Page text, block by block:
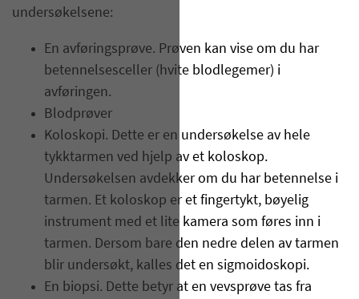
undersøkelsene:
En avføringsprøve. Prøven kan vise om du har
betennelsesceller (hvite blodlegemer) i
avføringen.
Blodprøver
Koloskopi. Dette er en undersøkelse av hele
tykktarmen ved hjelp av et koloskop.
Undersøkelsen avdekker om du har betennelse i
tarmen. Et koloskop er et fingertykt, bøyelig
instrument med et lite kamera som føres inn i
tarmen. Dersom bare den nedre delen av tarmen
blir undersøkt, kalles det en sigmoidoskopi.
En biopsi. Dette betyr at en vevsprøve tas fra